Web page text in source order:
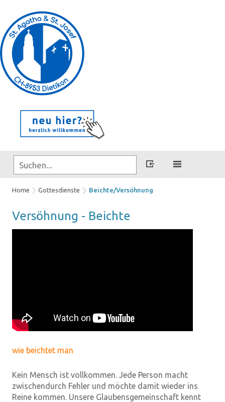
Home Gottesdienste Beichte/Versöhnung
Ver­söh­nung - Beich­te
wie beichtet man
Kein Mensch ist vollkommen. Jede Person macht
zwischendurch Fehler und möchte damit wieder ins
Reine kommen. Unsere Glaubensgemeinschaft kennt